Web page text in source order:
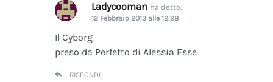
Ladycooman ha detto:
12 Febbraio 2013 alle 12:28
Il Cyborg
preso da Perfetto di Alessia Esse
RISPONDI